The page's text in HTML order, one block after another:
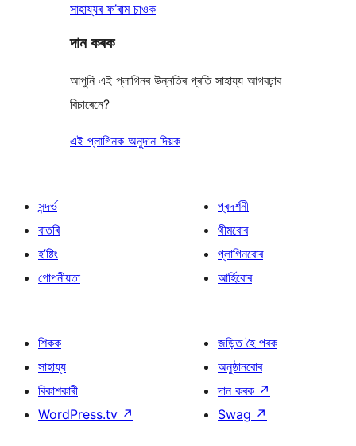
সাহায্যৰ ফ’ৰাম চাওক
দান কৰক
আপুনি এই প্লাগিনৰ উন্নতিৰ প্ৰতি সাহায্য আগবঢ়াব
বিচাৰেনে?
এই প্লাগিনক অনুদান দিয়ক
সন্দৰ্ভ
বাতৰি
হ’ষ্টিং
গোপনীয়তা
প্ৰদৰ্শনী
থীমবোৰ
প্লাগিনবোৰ
আৰ্হিবোৰ
শিকক
সাহায্য
বিকাশকাৰী
WordPress.tv ↗
জড়িত হৈ পৰক
অনুষ্ঠানবোৰ
দান কৰক ↗
Swag ↗